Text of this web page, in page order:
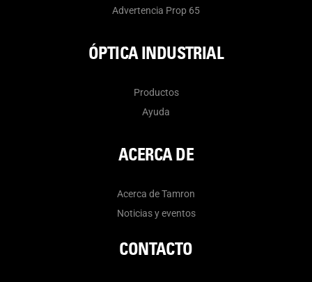
Advertencia Prop 65
ÓPTICA INDUSTRIAL
Productos
Ayuda
ACERCA DE
Acerca de Tamron
Noticias y eventos
CONTACTO